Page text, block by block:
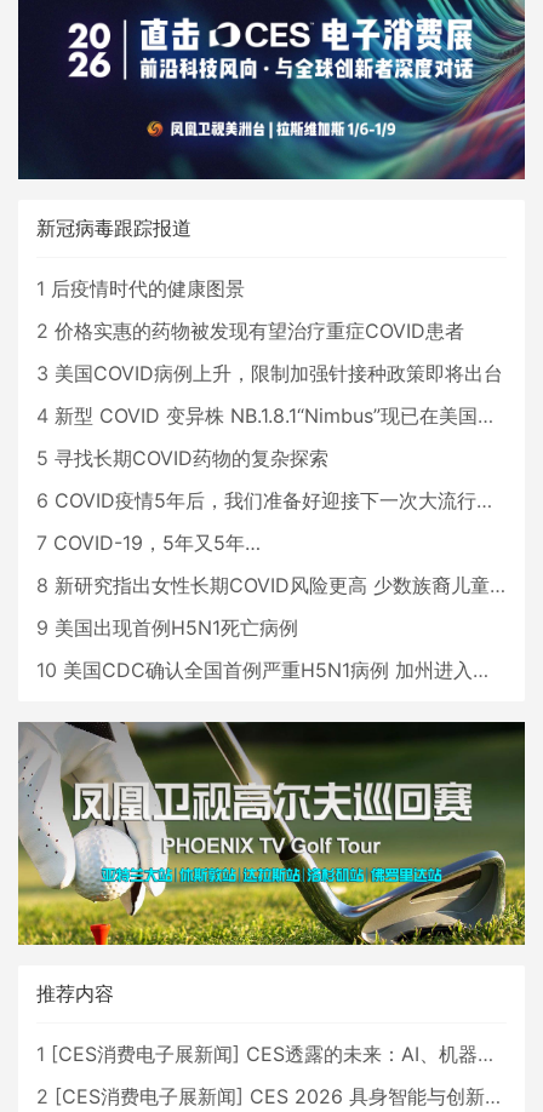
新冠病毒跟踪报道
1 后疫情时代的健康图景
2 价格实惠的药物被发现有望治疗重症COVID患者
3 美国COVID病例上升，限制加强针接种政策即将出台
4 新型 COVID 变异株 NB.1.8.1“Nimbus”现已在美国占据主导地位
5 寻找长期COVID药物的复杂探索
6 COVID疫情5年后，我们准备好迎接下一次大流行了吗？
7 COVID-19，5年又5年…
8 新研究指出女性长期COVID风险更高 少数族裔儿童存在差异
9 美国出现首例H5N1死亡病例
10 美国CDC确认全国首例严重H5N1病例 加州进入紧急状态
推荐内容
1 [CES消费电子展新闻] CES透露的未来：AI、机器人与智能生活大爆发
2 [CES消费电子展新闻] CES 2026 具身智能与创新领域 中国公司大放异彩